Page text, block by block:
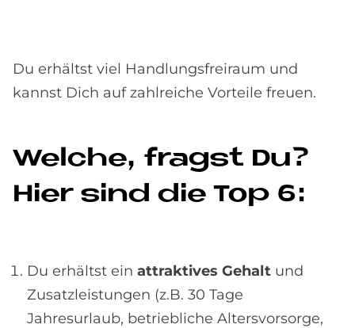
Du erhältst viel Handlungsfreiraum und
kannst Dich auf zahlreiche Vorteile freuen.
Wel­che, fragst Du?
Hier sind die Top 6:
Du erhältst ein attraktives Gehalt und
Zusatzleistungen (z.B. 30 Tage
Jahresurlaub, betriebliche Altersvorsorge,